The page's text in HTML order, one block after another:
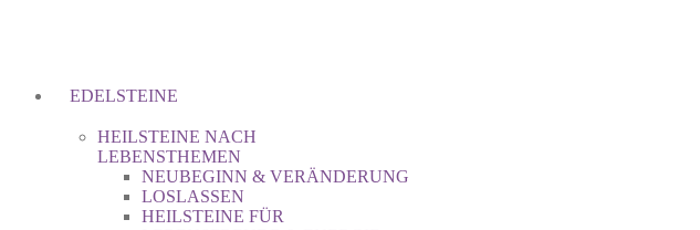
EDELSTEINE
HEILSTEINE NACH
LEBENSTHEMEN
NEUBEGINN & VERÄNDERUNG
LOSLASSEN
HEILSTEINE FÜR